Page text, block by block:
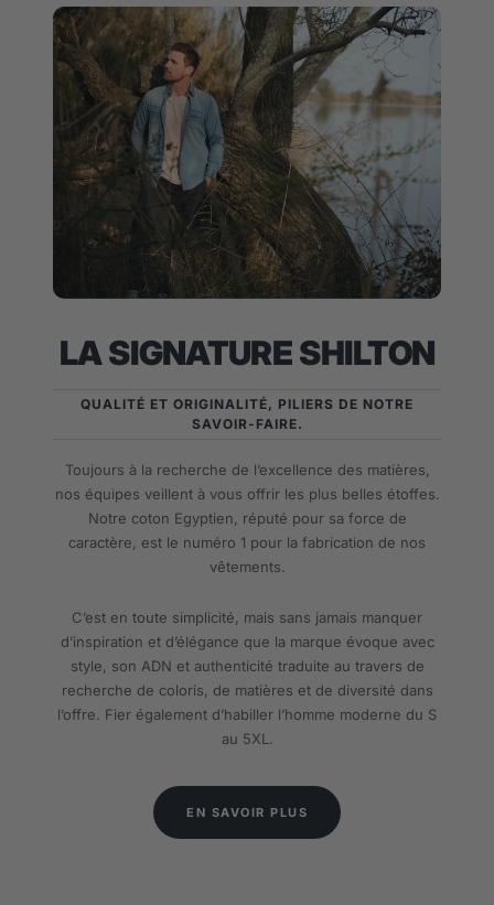
LA SIGNATURE SHILTON
QUALITÉ ET ORIGINALITÉ, PILIERS DE NOTRE
SAVOIR-FAIRE.
Toujours à la recherche de l’excellence des matières,
nos équipes veillent à vous offrir les plus belles étoffes.
Notre coton Egyptien, réputé pour sa force de
caractère, est le numéro 1 pour la fabrication de nos
vêtements.
C’est en toute simplicité, mais sans jamais manquer
d’inspiration et d’élégance que la marque évoque avec
style, son ADN et authenticité traduite au travers de
recherche de coloris, de matières et de diversité dans
l’offre. Fier également d’habiller l’homme moderne du S
au 5XL.
EN SAVOIR PLUS